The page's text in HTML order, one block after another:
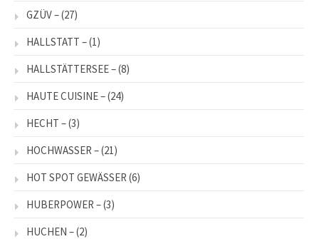
GZÜV –(27)
HALLSTATT –(1)
HALLSTÄTTERSEE –(8)
HAUTE CUISINE –(24)
HECHT –(3)
HOCHWASSER –(21)
HOT SPOT GEWÄSSER (6)
HUBERPOWER –(3)
HUCHEN –(2)